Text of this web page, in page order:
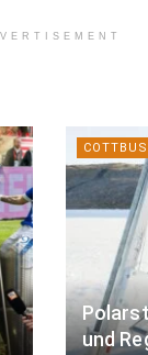
COTTBUS
und